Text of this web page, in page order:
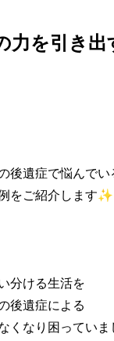
力を引き
後遺症で悩んでい
をご紹介します✨
分ける生活を
後遺症による
くなり困っていま